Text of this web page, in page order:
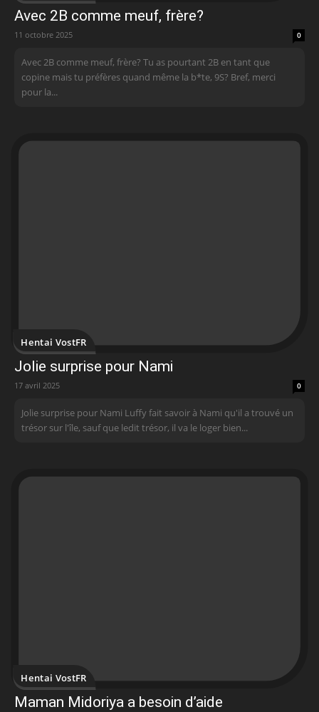
Avec 2B comme meuf, frère?
11 octobre 2025 0
Avec 2B comme meuf, frère? Tu as pourtant 2B en tant que
copine mais tu préfères quand même la b*te, 9S? Bref, merci
pour la...
Hentai VostFR
Jolie surprise pour Nami
17 avril 2025 0
Jolie surprise pour Nami Luffy fait savoir à Nami qu'il a trouvé un
trésor sur l'île, sauf que ledit trésor, il va le loger bien...
Hentai VostFR
Maman Midoriya a besoin d’aide